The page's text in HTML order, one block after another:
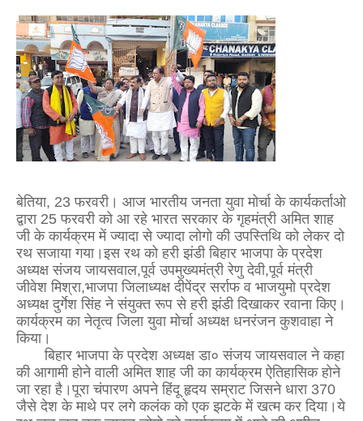
बेतिया, 23 फरवरी। आज भारतीय जनता युवा मोर्चा के कार्यकर्ताओ
द्वारा 25 फरवरी को आ रहे भारत सरकार के गृहमंत्री अमित शाह
जी के कार्यक्रम में ज्यादा से ज्यादा लोगो की उपस्तिथि को लेकर दो
रथ सजाया गया।इस रथ को हरी झंडी बिहार भाजपा के प्रदेश
अध्यक्ष संजय जायसवाल,पूर्व उपमुख्यमंत्री रेणु देवी,पूर्व मंत्री
जीवेश मिश्रा,भाजपा जिलाध्यक्ष दीपेंद्र सर्राफ व भाजयुमो प्रदेश
अध्यक्ष दुर्गेश सिंह ने संयुक्त रूप से हरी झंडी दिखाकर रवाना किए।
कार्यक्रम का नेतृत्व जिला युवा मोर्चा अध्यक्ष धनरंजन कुशवाहा ने
किया।
बिहार भाजपा के प्रदेश अध्यक्ष डा० संजय जायसवाल ने कहा
की आगामी होने वाली अमित शाह जी का कार्यक्रम ऐतिहासिक होने
जा रहा है।पूरा चंपारण अपने हिंदू हृदय सम्राट जिसने धारा 370
जैसे देश के माथे पर लगे कलंक को एक झटके में खत्म कर दिया।ये